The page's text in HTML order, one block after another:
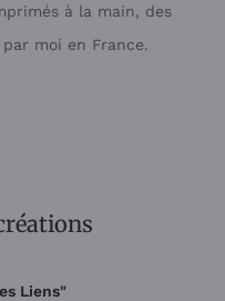
à la main, des
moi en France.
Liens"